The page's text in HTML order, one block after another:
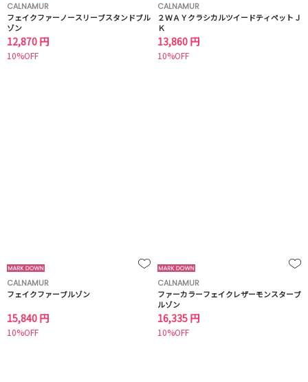
CALNAMUR
フェイクファーノースリーブスタンドブル
ゾン
12,870 円
10%OFF
CALNAMUR
２ＷＡＹクラシカルツイードティペットＪ
Ｋ
13,860 円
10%OFF
CALNAMUR
フェイクファーブルゾン
15,840 円
10%OFF
CALNAMUR
ファーカラーフェイクレザーモンスターブ
ルゾン
16,335 円
10%OFF